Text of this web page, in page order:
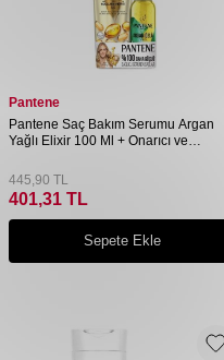
Pantene
Pantene Saç Bakım Serumu Argan
Yağlı Elixir 100 Ml + Onarıcı ve
445,90 TL
401,31 TL
Sepete Ekle